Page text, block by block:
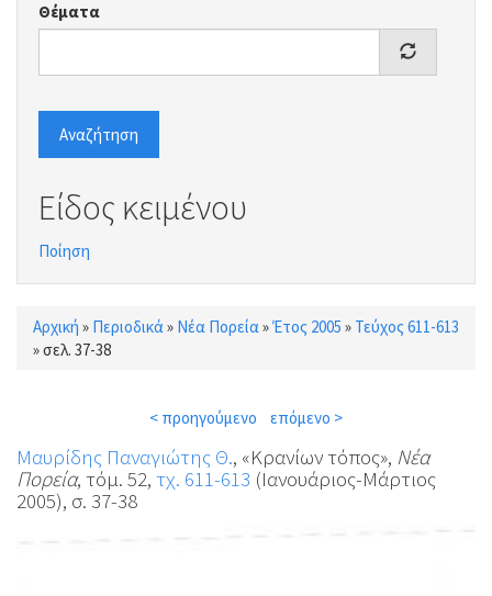
Θέματα
Αναζήτηση
Είδος κειμένου
Ποίηση
Είστε εδώ
Αρχική » Περιοδικά » Νέα Πορεία »Έτος 2005 » Τεύχος 611-613
»σελ. 37-38
< προηγούμενο επόμενο >
Μαυρίδης Παναγιώτης Θ., «Κρανίων τόπος», Νέα
Πορεία, τόμ. 52, τχ. 611-613 (Ιανουάριος-Μάρτιος
2005), σ. 37-38